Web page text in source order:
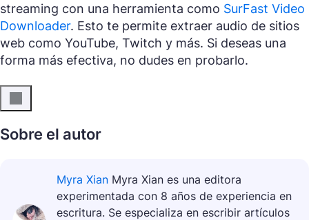
streaming con una herramienta como SurFast Video
Downloader. Esto te permite extraer audio de sitios
web como YouTube, Twitch y más. Si deseas una
forma más efectiva, no dudes en probarlo.
Sobre el autor
Myra Xian Myra Xian es una editora
experimentada con 8 años de experiencia en
escritura. Se especializa en escribir artículos